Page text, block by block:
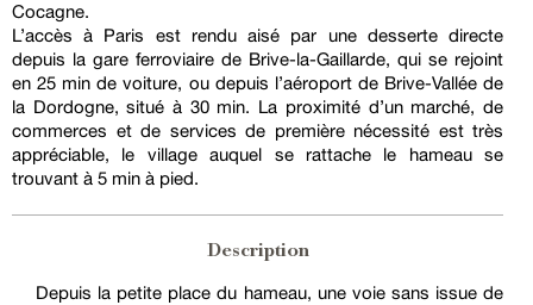
Cocagne.
L’accès à Paris est rendu aisé par une desserte directe
depuis la gare ferroviaire de Brive-la-Gaillarde, qui se rejoint
en 25 min de voiture, ou depuis l’aéroport de Brive-Vallée de
la Dordogne, situé à 30 min. La proximité d’un marché, de
commerces et de services de première nécessité est très
appréciable, le village auquel se rattache le hameau se
trouvant à 5 min à pied.
Description
Depuis la petite place du hameau, une voie sans issue de